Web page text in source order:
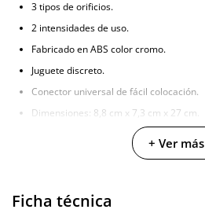
3 tipos de orificios.
2 intensidades de uso.
Fabricado en ABS color cromo.
Juguete discreto.
Conector universal de fácil colocación.
Dimensiones: 8,8 cm x 7,3 cm x 27 cm.
+ Ver más
Ficha técnica